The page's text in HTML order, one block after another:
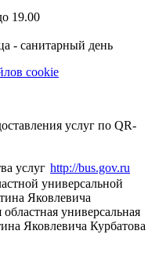
19.00
- санитарный день
cookie
услуг по QR-
http://bus.gov.ru
универсальной
Яковлевича
областная универсальная
Яковлевича Курбатова